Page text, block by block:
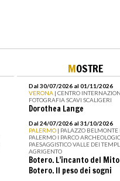
MOSTRE
Dal 30/07/2026 al 01/11/2026
VERONA | CENTRO
FOTOGRAFIA SCAVI SCALIGERI
Dorothea Lange
Dal 24/07/2026 al 31/10/2026
PALERMO | PALAZZO BELMONTE
PALERMO I PARCO
PAESAGGISTICO VALLE DEI
AGRIGENTO
Botero. L’incanto del
Botero. Il peso dei sogni